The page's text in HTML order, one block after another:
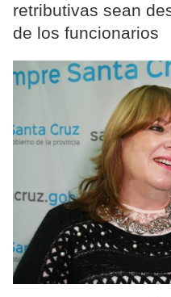
retributivas sean
de los funcionarios